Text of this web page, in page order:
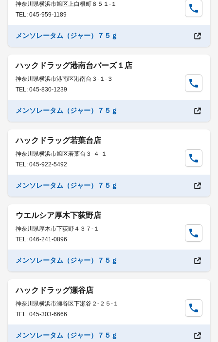
神奈川県横浜市旭区上白根町８５１-１
TEL: 045-959-1189
メンソレータム（ジャー）７５ｇ
ハックドラッグ港南台バーズ１店
神奈川県横浜市港南区港南台３-１-３
TEL: 045-830-1239
メンソレータム（ジャー）７５ｇ
ハックドラッグ若葉台店
神奈川県横浜市旭区若葉台３-４-１
TEL: 045-922-5492
メンソレータム（ジャー）７５ｇ
ウエルシア厚木下荻野店
神奈川県厚木市下荻野４３７-１
TEL: 046-241-0896
メンソレータム（ジャー）７５ｇ
ハックドラッグ瀬谷店
神奈川県横浜市瀬谷区下瀬谷２-２５-１
TEL: 045-303-6666
メンソレータム（ジャー）７５ｇ